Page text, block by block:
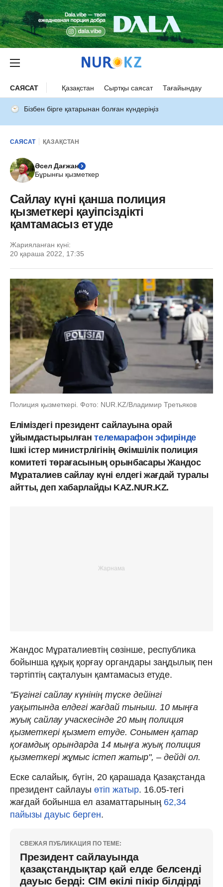
САЯСАТ Қазақстан Сыртқы саясат Тағайындау
Бізбен бірге қатарынан болған күндеріңіз
САЯСАТ ҚАЗАҚСТАН
Әсел Дағжан
Бұрынғы қызметкер
Сайлау күні қанша полиция
қызметкері қауіпсіздікті
қамтамасыз етуде
Жарияланған күні:
20 қараша 2022, 17:35
Полиция қызметкері. Фото: NUR.KZ/Владимир Третьяков
Еліміздегі президент сайлауына орай
ұйымдастырылғантелемарафон эфирінде
Ішкі істер министрлігінің Әкімшілік полиция
комитеті төрағасының орынбасары Жандос
Мұраталиев сайлау күні елдегі жағдай туралы
айтты, деп хабарлайды KAZ.NUR.KZ.
Жандос Мұраталиевтің сөзінше, республика
бойынша құқық қорғау органдары заңдылық пен
тәртіптің сақталуын қамтамасыз етуде.
"Бүгінгі сайлау күнінің түске дейінгі
уақытында елдегі жағдай тыныш. 10 мыңға
жуық сайлау учаскесінде 20 мың полиция
қызметкері қызмет етуде. Сонымен қатар
қоғамдық орындарда 14 мыңға жуық полиция
қызметкері жұмыс істеп жатыр", – дейді ол.
Еске салайық, бүгін, 20 қарашада Қазақстанда
президент сайлауы өтіп жатыр. 16.05-тегі
жағдай бойынша ел азаматтарының 62,34
пайызы дауыс берген.
СВЕЖАЯ ПУБЛИКАЦИЯ ПО ТЕМЕ:
Президент сайлауында
қазақстандықтар қай елде белсенді
дауыс берді: СІМ өкілі пікір білдірді